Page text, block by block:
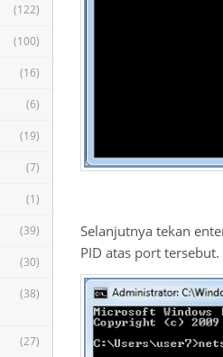
(122)
(100)
(16)
(6)
(19)
(7)
(1)
(39)
(30)
(38)
(27)
Selanjutnya tekan
PID atas port tersebut.